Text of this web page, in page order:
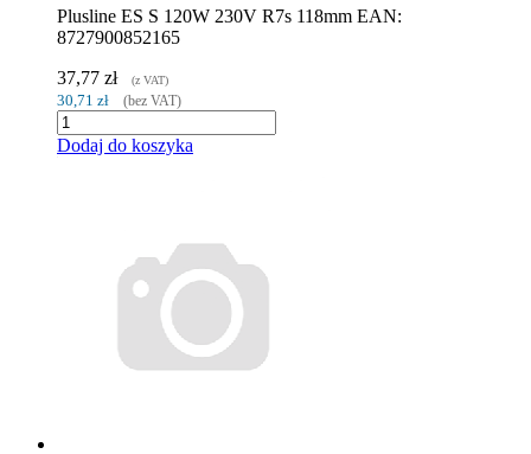
Plusline ES S 120W 230V R7s 118mm EAN:
8727900852165
37,77 zł
(z VAT)
30,71 zł (bez VAT)
Dodaj do koszyka